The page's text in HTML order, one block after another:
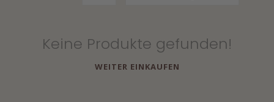
Keine Produkte gefunden!
WEITER EINKAUFEN